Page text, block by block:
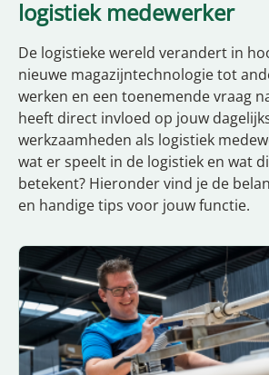
logistiek medewerker
De logistieke wereld verandert in
nieuwe magazijntechnologie tot
werken en een toenemende vraag
heeft direct invloed op jouw
werkzaamheden als logistiek
wat er speelt in de logistiek en wat
betekent? Hieronder vind je de
en handige tips voor jouw functie.